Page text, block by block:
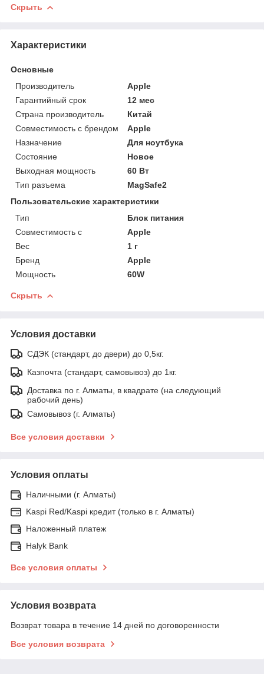
Скрыть
Характеристики
Основные
Производитель
Apple
Гарантийный срок
12 мес
Страна производитель
Китай
Совместимость с брендом
Apple
Назначение
Для ноутбука
Состояние
Новое
Выходная мощность
60 Вт
Тип разъема
MagSafe2
Пользовательские характеристики
Тип
Блок питания
Совместимость с
Apple
Вес
1 г
Бренд
Apple
Мощность
60W
Скрыть
Условия доставки
СДЭК (стандарт, до двери) до 0,5кг.
Казпочта (стандарт, самовывоз) до 1кг.
Доставка по г. Алматы, в квадрате (на следующий
рабочий день)
Самовывоз (г. Алматы)
Все условия доставки
Условия оплаты
Наличными (г. Алматы)
Kaspi Red/Kaspi кредит (только в г. Алматы)
Наложенный платеж
Halyk Bank
Все условия оплаты
Условия возврата
Возврат товара в течение 14 дней по договоренности
Все условия возврата